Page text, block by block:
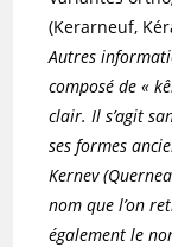
(Kerarneuf,
Autres
composé de «
clair. Il s’agit
ses formes
Kernev
nom que l’on
également le